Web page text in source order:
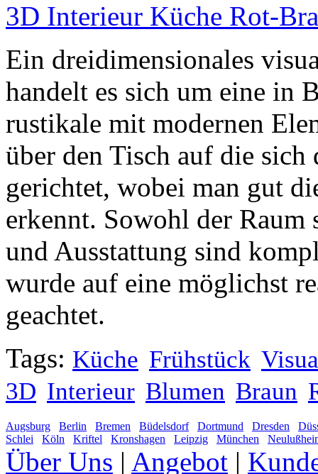
3D Interieur Küche Rot-
Ein dreidimensionales
handelt es sich um eine in
rustikale mit modernen
über den Tisch auf die
gerichtet, wobei man gut
erkennt. Sowohl der
und Ausstattung sind
wurde auf eine möglichst
geachtet.
Tags: Küche Frühstück
3D Interieur Blumen Braun
Augsburg Berlin Bremen Büdelsdorf Dortmund Dresden
Schlei
Köln Kriftel Kronshagen Leipzig München
Über Uns | Angebot |